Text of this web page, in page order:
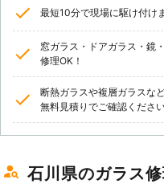
最短10分で現場に駆け付け
窓ガラス・ドアガラス・鏡
修理OK！
断熱ガラスや複層ガラスな
無料見積りでご確認ください
石川県のガラス